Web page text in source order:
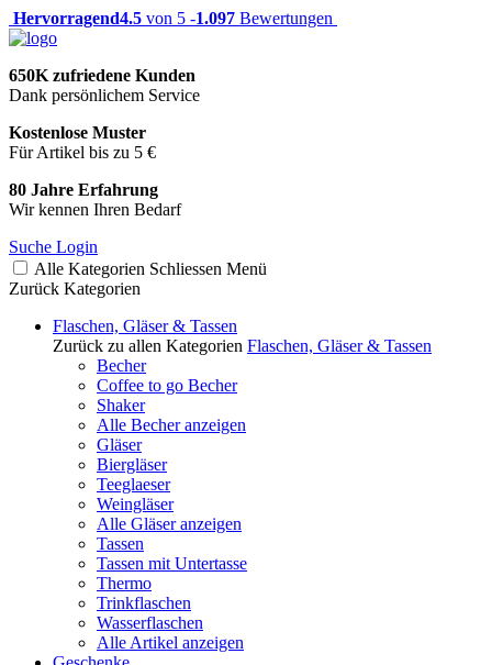
Hervorragend4.5 von 5 -1.097 Bewertungen
650K zufriedene Kunden
Dank persönlichem Service
Kostenlose Muster
Für Artikel bis zu 5 €
80 Jahre Erfahrung
Wir kennen Ihren Bedarf
Suche Login
Alle Kategorien Schliessen Menü
Zurück Kategorien
Flaschen, Gläser & Tassen
Zurück zu allen Kategorien Flaschen, Gläser & Tassen
Becher
Coffee to go Becher
Shaker
Alle Becher anzeigen
Gläser
Biergläser
Teeglaeser
Weingläser
Alle Gläser anzeigen
Tassen
Tassen mit Untertasse
Thermo
Trinkflaschen
Wasserflaschen
Alle Artikel anzeigen